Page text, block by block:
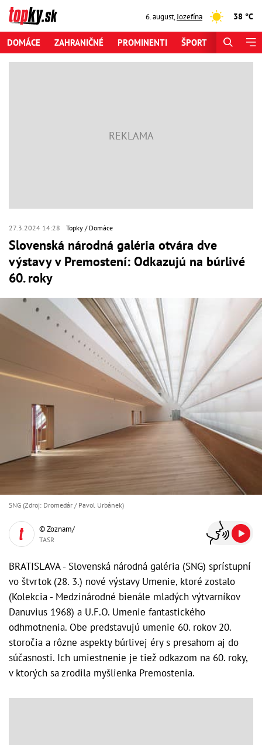
6. august,Jozefína 38 °C
DOMÁCE ZAHRANIČNÉ PROMINENTI ŠPORT
27.3.2024 14:28 Topky Domáce
Slovenská národná galéria otvára dve
výstavy v Premostení: Odkazujú na búrlivé
60. roky
SNG (Zdroj: Dromedár / Pavol Urbánek)
© Zoznam/
TASR
BRATISLAVA - Slovenská národná galéria (SNG) sprístupní
vo štvrtok (28. 3.) nové výstavy Umenie, ktoré zostalo
(Kolekcia - Medzinárodné bienále mladých výtvarníkov
Danuvius 1968) a U.F.O. Umenie fantastického
odhmotnenia. Obe predstavujú umenie 60. rokov 20.
storočia a rôzne aspekty búrlivej éry s presahom aj do
súčasnosti. Ich umiestnenie je tiež odkazom na 60. roky,
v ktorých sa zrodila myšlienka Premostenia.